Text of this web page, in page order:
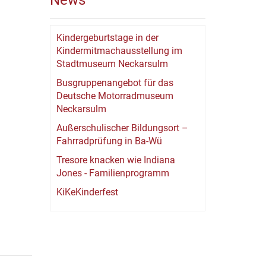
Kindergeburtstage in der
Kindermitmachausstellung im
Stadtmuseum Neckarsulm
Busgruppenangebot für das
Deutsche Motorradmuseum
Neckarsulm
Außerschulischer Bildungsort –
Fahrradprüfung in Ba-Wü
Tresore knacken wie Indiana
Jones - Familienprogramm
KiKeKinderfest